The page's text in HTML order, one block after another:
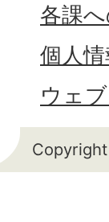
各課
個人
ウェ